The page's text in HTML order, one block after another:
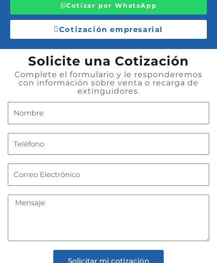
Cotizar por WhatsApp
Cotización empresarial
Solicite una Cotización
Complete el formulario y le responderemos
con información sobre venta o recarga de
extinguidores.
Electrónico
Mensaje
Solicitar mi cotización